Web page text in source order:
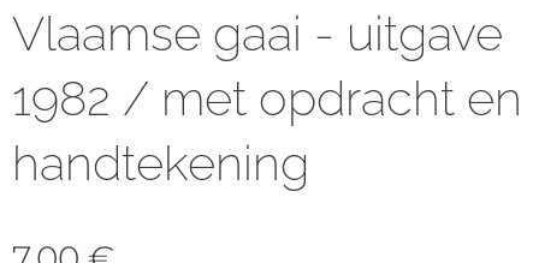
Vlaamse gaai - uitgave
1982 / met opdracht en
handtekening